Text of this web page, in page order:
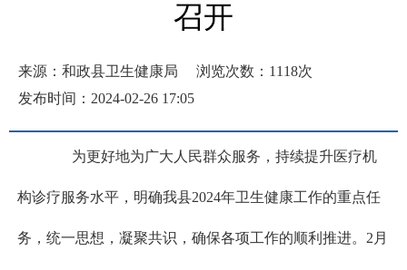
召开
来源：和政县卫生健康局 浏览次数： 1118次
发布时间：2024-02-26 17:05
为更好地为广大人民群众服务，持续提升医疗机
构诊疗服务水平，明确我县2024年卫生健康工作的重点任
务，统一思想，凝聚共识，确保各项工作的顺利推进。2月